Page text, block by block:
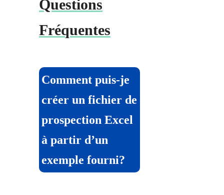
Questions
Fréquentes
Comment puis-je
créer un fichier de
prospection Excel
à partir d’un
exemple fourni?